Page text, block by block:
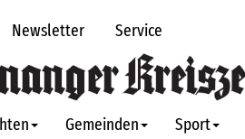
Newsletter Service
Gemeinden Sport